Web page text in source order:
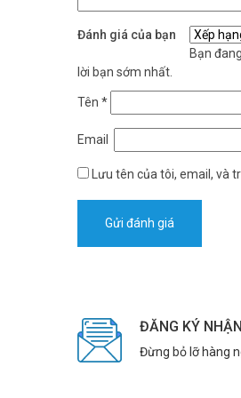
Đánh giá của bạn
Bạn
lời bạn sớm nhất.
Tên *
Email
Lưu tên của tôi, email, và
ĐĂNG KÝ
Đừng bỏ lỡ hàng